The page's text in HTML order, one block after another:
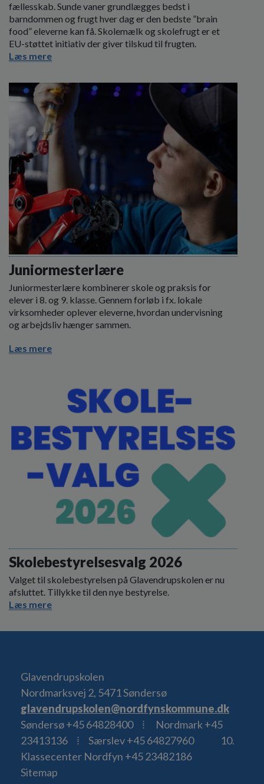
fællesskab. Sunde vaner grundlægges bedst i
barndommen og frugt hver dag er den bedste ”brain
food” eleverne kan få. Skolemælk og skolefrugt er et
EU-støttet initiativ der giver tilskud til frugten.
Læs mere
Juniormesterlære
Juniormesterlære kombinerer skole og praksis for
elever i 8. og 9. klasse. Gennem forløb i fx. lokale
virksomheder oplever eleverne, hvordan undervisning
og arbejdsliv hænger sammen.
Læs mere
Skolebestyrelsesvalg 2026
Valget til skolebestyrelsen på Glavendrupskolen er nu
afsluttet. Tillykke til den nye bestyrelse.
Læs mere
Glavendrupskolen
Nordmarksvej 2, 5471 Søndersø
glavendrupskolen@nordfynskommune.dk
Søndersø +45 64828400 ⁞ Nordmark +45
23413136 ⁞ Særslev +45 64827960 10.
Klassecenter Nordfyn +45 23482186
Sitemap